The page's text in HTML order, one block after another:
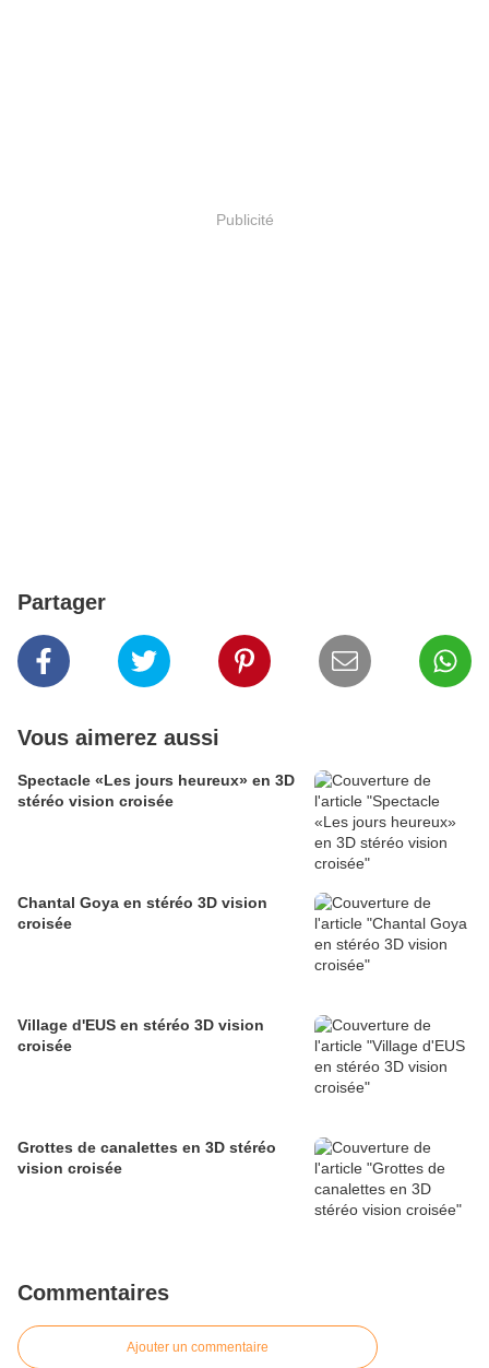
Publicité
Partager
Vous aimerez aussi
Spectacle «Les jours heureux» en 3D
stéréo vision croisée
Chantal Goya en stéréo 3D vision
croisée
Village d'EUS en stéréo 3D vision
croisée
Grottes de canalettes en 3D stéréo
vision croisée
Commentaires
Ajouter un commentaire